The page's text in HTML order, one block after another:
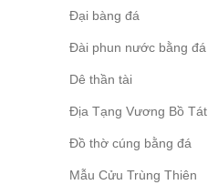
Đại bàng đá
Đài phun nước bằng đá
Dê thần tài
Địa Tạng Vương Bồ Tát
Đồ thờ cúng bằng đá
Mẫu Cửu Trùng Thiên